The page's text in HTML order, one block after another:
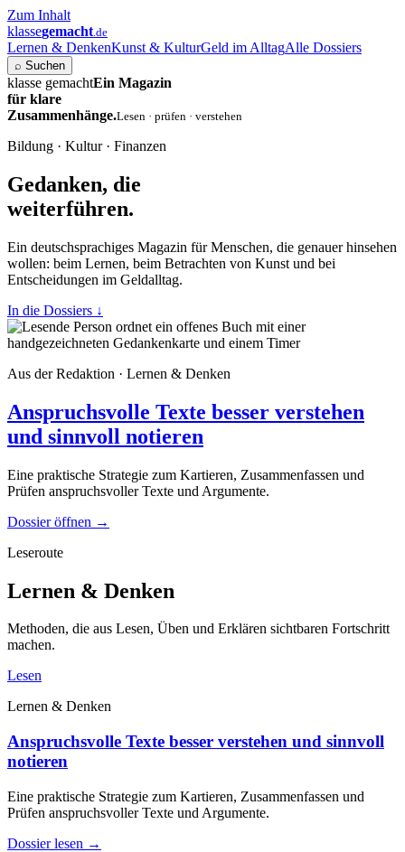
Zum Inhalt
klassegemacht.de
Lernen & DenkenKunst & KulturGeld im AlltagAlle Dossiers
⌕ Suchen
klasse gemachtEin Magazin
für klare
Zusammenhänge.Lesen · prüfen · verstehen
Bildung · Kultur · Finanzen
Gedanken, die
weiterführen.
Ein deutschsprachiges Magazin für Menschen, die genauer hinsehen
wollen: beim Lernen, beim Betrachten von Kunst und bei
Entscheidungen im Geldalltag.
In die Dossiers ↓
Aus der Redaktion · Lernen & Denken
Anspruchsvolle Texte besser verstehen
und sinnvoll notieren
Eine praktische Strategie zum Kartieren, Zusammenfassen und
Prüfen anspruchsvoller Texte und Argumente.
Dossier öffnen →
Leseroute
Lernen & Denken
Methoden, die aus Lesen, Üben und Erklären sichtbaren Fortschritt
machen.
Lesen
Lernen & Denken
Anspruchsvolle Texte besser verstehen und sinnvoll
notieren
Eine praktische Strategie zum Kartieren, Zusammenfassen und
Prüfen anspruchsvoller Texte und Argumente.
Dossier lesen →